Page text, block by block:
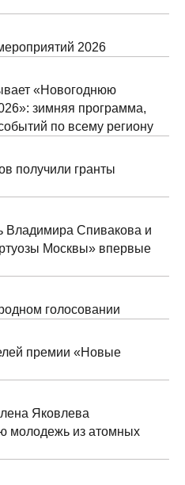
2026
«Новогоднюю
зимняя программа,
по всему региону
получили гранты
Владимира Спивакова и
Москвы» впервые
голосовании
премии «Новые
Яковлева
молодежь из атомных